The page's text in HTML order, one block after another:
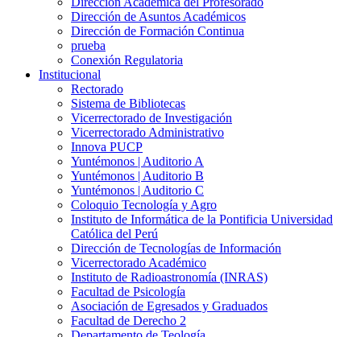
Dirección de Asuntos Académicos
Dirección de Formación Continua
prueba
Conexión Regulatoria
Institucional
Rectorado
Sistema de Bibliotecas
Vicerrectorado de Investigación
Vicerrectorado Administrativo
Innova PUCP
Yuntémonos | Auditorio A
Yuntémonos | Auditorio B
Yuntémonos | Auditorio C
Coloquio Tecnología y Agro
Instituto de Informática de la Pontificia Universidad
Católica del Perú
Dirección de Tecnologías de Información
Vicerrectorado Académico
Instituto de Radioastronomía (INRAS)
Facultad de Psicología
Asociación de Egresados y Graduados
Facultad de Derecho 2